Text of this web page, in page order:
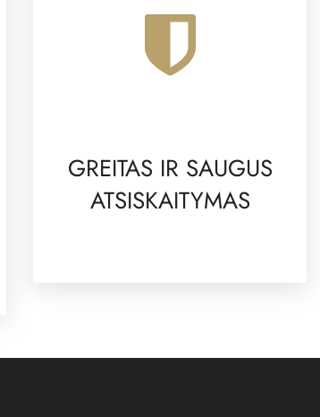
GREITAS IR SAUGUS
ATSISKAITYMAS